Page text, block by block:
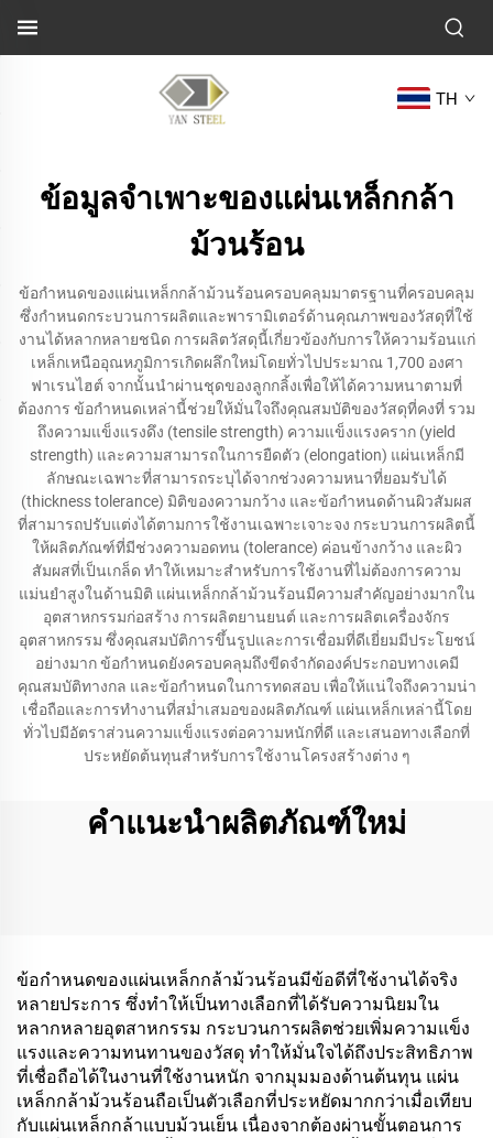
TH
ข้อมูลจำเพาะของแผ่นเหล็กกล้า
ม้วนร้อน
ข้อกำหนดของแผ่นเหล็กกล้าม้วนร้อนครอบคลุมมาตรฐานที่ครอบคลุม
ซึ่งกำหนดกระบวนการผลิตและพารามิเตอร์ด้านคุณภาพของวัสดุที่ใช้
งานได้หลากหลายชนิด การผลิตวัสดุนี้เกี่ยวข้องกับการให้ความร้อนแก่
เหล็กเหนืออุณหภูมิการเกิดผลึกใหม่โดยทั่วไปประมาณ 1,700 องศา
ฟาเรนไฮต์ จากนั้นนำผ่านชุดของลูกกลิ้งเพื่อให้ได้ความหนาตามที่
ต้องการ ข้อกำหนดเหล่านี้ช่วยให้มั่นใจถึงคุณสมบัติของวัสดุที่คงที่ รวม
ถึงความแข็งแรงดึง (tensile strength) ความแข็งแรงคราก (yield
strength) และความสามารถในการยืดตัว (elongation) แผ่นเหล็กมี
ลักษณะเฉพาะที่สามารถระบุได้จากช่วงความหนาที่ยอมรับได้
(thickness tolerance) มิติของความกว้าง และข้อกำหนดด้านผิวสัมผส
ที่สามารถปรับแต่งได้ตามการใช้งานเฉพาะเจาะจง กระบวนการผลิตนี้
ให้ผลิตภัณฑ์ที่มีช่วงความอดทน (tolerance) ค่อนข้างกว้าง และผิว
สัมผสที่เป็นเกล็ด ทำให้เหมาะสำหรับการใช้งานที่ไม่ต้องการความ
แม่นยำสูงในด้านมิติ แผ่นเหล็กกล้าม้วนร้อนมีความสำคัญอย่างมากใน
อุตสาหกรรมก่อสร้าง การผลิตยานยนต์ และการผลิตเครื่องจักร
อุตสาหกรรม ซึ่งคุณสมบัติการขึ้นรูปและการเชื่อมที่ดีเยี่ยมมีประโยชน์
อย่างมาก ข้อกำหนดยังครอบคลุมถึงขีดจำกัดองค์ประกอบทางเคมี
คุณสมบัติทางกล และข้อกำหนดในการทดสอบ เพื่อให้แน่ใจถึงความน่า
เชื่อถือและการทำงานที่สม่ำเสมอของผลิตภัณฑ์ แผ่นเหล็กเหล่านี้โดย
ทั่วไปมีอัตราส่วนความแข็งแรงต่อความหนักที่ดี และเสนอทางเลือกที่
ประหยัดต้นทุนสำหรับการใช้งานโครงสร้างต่าง ๆ
คำแนะนำผลิตภัณฑ์ใหม่
ข้อกำหนดของแผ่นเหล็กกล้าม้วนร้อนมีข้อดีที่ใช้งานได้จริง
หลายประการ ซึ่งทำให้เป็นทางเลือกที่ได้รับความนิยมใน
หลากหลายอุตสาหกรรม กระบวนการผลิตช่วยเพิ่มความแข็ง
แรงและความทนทานของวัสดุ ทำให้มั่นใจได้ถึงประสิทธิภาพ
ที่เชื่อถือได้ในงานที่ใช้งานหนัก จากมุมมองด้านต้นทุน แผ่น
เหล็กกล้าม้วนร้อนถือเป็นตัวเลือกที่ประหยัดมากกว่าเมื่อเทียบ
กับแผ่นเหล็กกล้าแบบม้วนเย็น เนื่องจากต้องผ่านขั้นตอนการ